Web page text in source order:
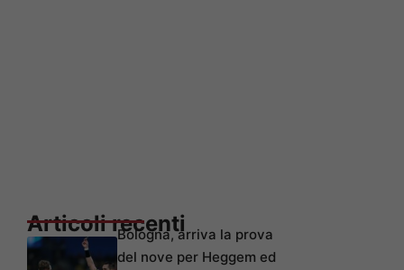
Articoli recentiBologna, arriva la prova
del nove per Heggem ed